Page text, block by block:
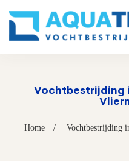
Vochtbestrijding
Home Vochtbestrijding